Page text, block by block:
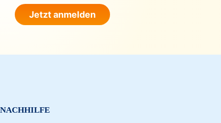
Jetzt anmelden
NACHHILFE